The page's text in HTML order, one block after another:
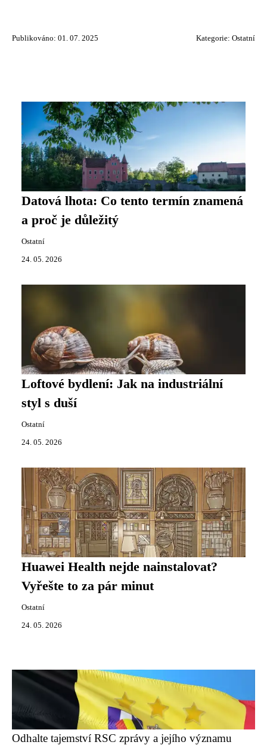
Publikováno: 01. 07. 2025 Kategorie: Ostatní
Datová lhota: Co tento termín znamená
a proč je důležitý
Ostatní
24. 05. 2026
Loftové bydlení: Jak na industriální
styl s duší
Ostatní
24. 05. 2026
Huawei Health nejde nainstalovat?
Vyřešte to za pár minut
Ostatní
24. 05. 2026
Odhalte tajemství RSC zprávy a jejího významu